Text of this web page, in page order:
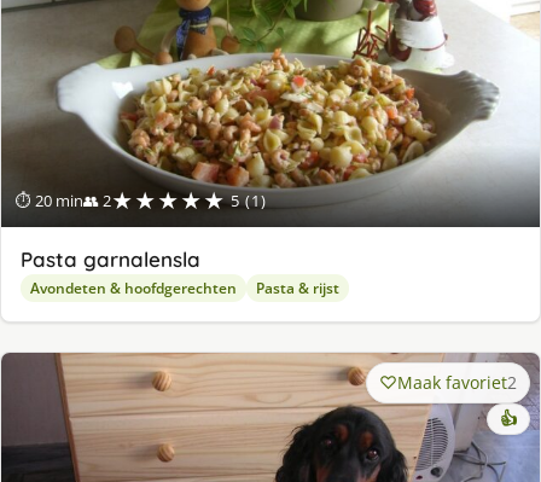
⏱ 20 min👥 2★★★★★ 5 (1)
Pasta garnalensla
Avondeten & hoofdgerechten Pasta & rijst
Maak favoriet2
👍